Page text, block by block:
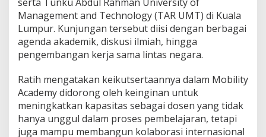
y
s
i
a
d
a
S
i
n
g
a
p
Management and Technology (TAR UMT) di Kuala
Lumpur. Kunjungan tersebut diisi dengan berbagai
agenda akademik, diskusi ilmiah, hingga
pengembangan kerja sama lintas negara.
Ratih mengatakan keikutsertaannya dalam Mobility
Academy didorong oleh keinginan untuk
meningkatkan kapasitas sebagai dosen yang tidak
hanya unggul dalam proses pembelajaran, tetapi
juga mampu membangun kolaborasi internasional